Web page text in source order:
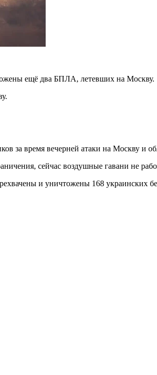
ещё два БПЛА, летевших на Москву.
за время вечерней атаки на Москву и
сейчас воздушные гавани не
и уничтожены 168 украинских